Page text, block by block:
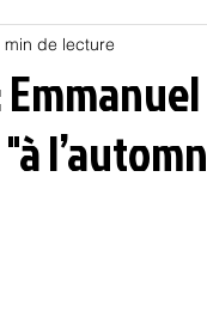
Hors piste
Psychologie
min de lecture